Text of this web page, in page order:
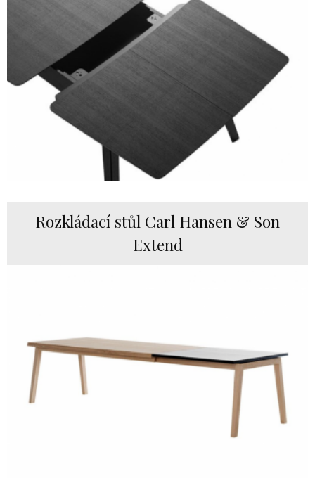
Rozkládací stůl Carl Hansen & Son
Extend